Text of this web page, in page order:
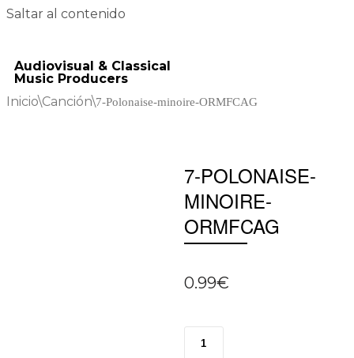
Saltar al contenido
Audiovisual & Classical
Music Producers
Inicio\Canción\7-Polonaise-minoire-ORMFCAG
7-POLONAISE-
MINOIRE-
ORMFCAG
0.99€